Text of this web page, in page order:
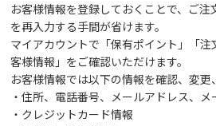
お客様情報を登録しておくことで、ご
を再入力する手間が省けます。
マイアカウントで「保有ポイント」「
客様情報」をご確認いただけます。
お客様情報では以下の情報を確認、変更
・住所、電話番号、メールアドレス、
・クレジットカード情報